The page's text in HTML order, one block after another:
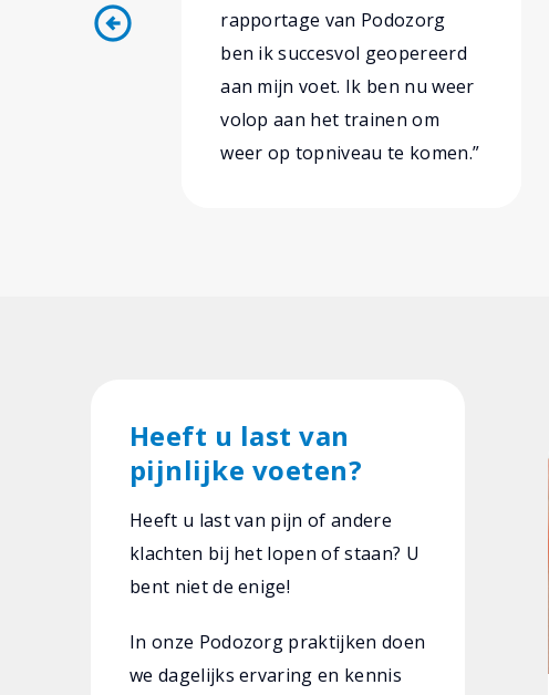
arrow_circle_left
rapportage van Podozorg
ben ik succesvol geopereerd
aan mijn voet. Ik ben nu weer
volop aan het trainen om
weer op topniveau te komen.”
Heeft u last van
pijnlijke voeten?
Heeft u last van pijn of andere
klachten bij het lopen of staan? U
bent niet de enige!
In onze Podozorg praktijken doen
we dagelijks ervaring en kennis